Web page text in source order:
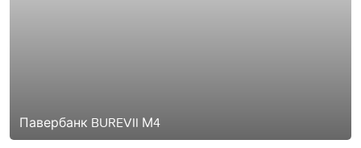
Павербанк BUREVII М4